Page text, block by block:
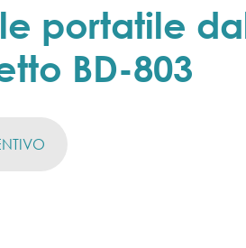
portatile
BD-803